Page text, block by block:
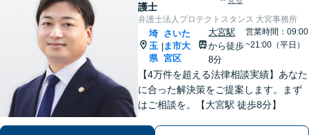
護士
弁護士法人プロテクトスタンス 大宮事務所
埼
玉
県
|
さいた
ま市大
宮区
大宮駅
から徒歩
8分
営業時間：09:00
~21:00（平日）
【4万件を超える法律相談実績】あなた
に合った解決策をご提案します。まず
はご相談を。【大宮駅 徒歩8分】